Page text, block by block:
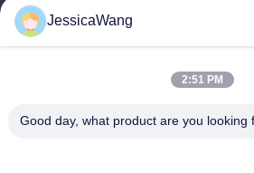
이메일
power06@szzhpower.com
우리 주소
JessicaWang
2:51 PM
Good day, what product are you looking